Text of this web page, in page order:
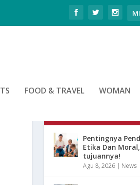
FOOD & TRAVEL WOMAN
Pentingnya
Etika Dan
tujuannya!
Agu 8, 2026 | News